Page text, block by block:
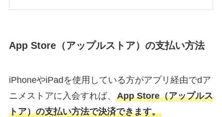
App Store（アップルストア）の支払い方法
iPhoneやiPadを使用している方がアプリ経由でdア
ニメストアに入会すれば、 App Store（アップルス
トア）の支払い方法で決済できます。